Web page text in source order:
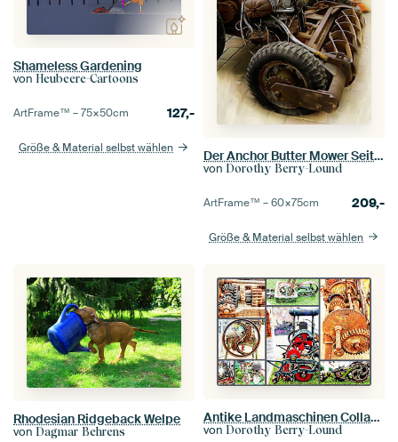
Shameless Gardening
von Heubeere-Cartoons
ArtFrame™ –75×50cm 127,-
Größe & Material selbst wählen Der Anchor Butter Mower Seitenansicht
von Dorothy Berry-Lound
ArtFrame™ –60×75cm 209,-
Größe & Material selbst wählen
Rhodesian Ridgeback Welpe
von Dagmar Behrens
Antike Landmaschinen Collage
von Dorothy Berry-Lound